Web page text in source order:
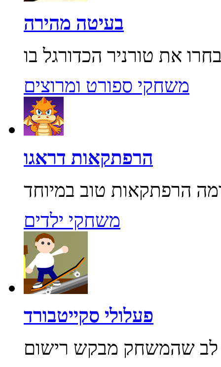
בעיטה מהירה
משחקי ספורט ומרוצים
הרפתקאות דראגו
משחקי ילדים
פעלולי סקייטבורד